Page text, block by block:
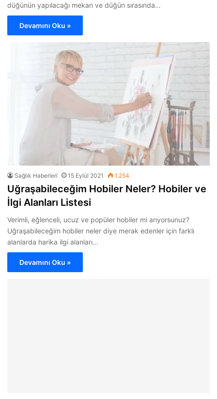
düğünün yapılacağı mekan ve düğün sırasında…
Devamını Oku »
Sağlık Haberleri 15 Eylül 2021 1.254
Uğraşabileceğim Hobiler Neler? Hobiler ve
İlgi Alanları Listesi
Verimli, eğlenceli, ucuz ve popüler hobiler mi arıyorsunuz?
Uğraşabileceğim hobiler neler diye merak edenler için farklı
alanlarda harika ilgi alanları…
Devamını Oku »